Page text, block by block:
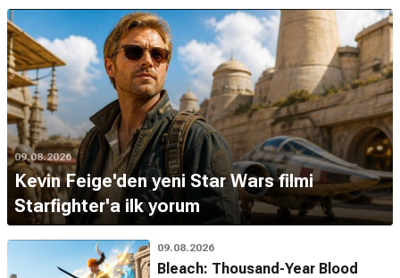
09.08.2026
Kevin Feige'den yeni Star Wars filmi
Starfighter'a ilk yorum
09.08.2026
Bleach: Thousand-Year Blood